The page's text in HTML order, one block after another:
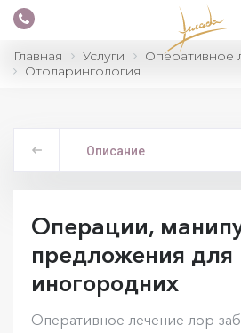
Главная Услуги
Оперативное
Отоларингология
Описание
Операции,
предложения для
иногородних
Оперативное лечение лор-